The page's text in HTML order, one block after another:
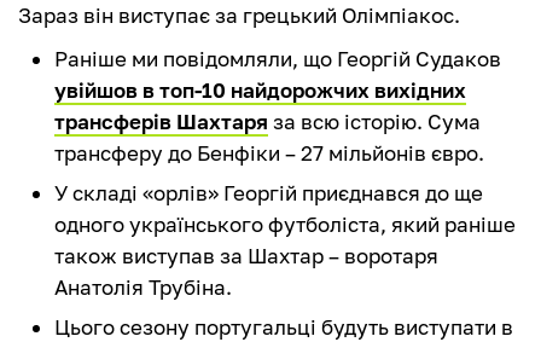
Зараз він виступає за грецький Олімпіакос.
Раніше ми повідомляли, що Георгій Судаков
увійшов в топ-10 найдорожчих вихідних
трансферів Шахтаря за всю історію. Сума
трансферу до Бенфіки – 27 мільйонів євро.
У складі «орлів» Георгій приєднався до ще
одного українського футболіста, який раніше
також виступав за Шахтар – воротаря
Анатолія Трубіна.
Цього сезону португальці будуть виступати в